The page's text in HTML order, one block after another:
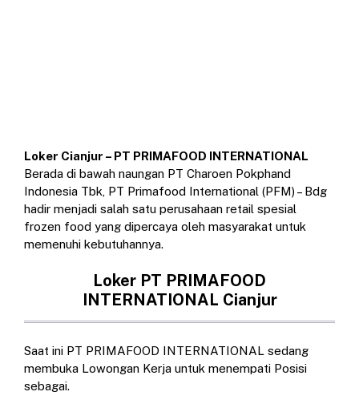
Loker Cianjur – PT PRIMAFOOD INTERNATIONAL
Berada di bawah naungan PT Charoen Pokphand
Indonesia Tbk, PT Primafood International (PFM) – Bdg
hadir menjadi salah satu perusahaan retail spesial
frozen food yang dipercaya oleh masyarakat untuk
memenuhi kebutuhannya.
Loker PT PRIMAFOOD
INTERNATIONAL Cianjur
Saat ini PT PRIMAFOOD INTERNATIONAL sedang
membuka Lowongan Kerja untuk menempati Posisi
sebagai.